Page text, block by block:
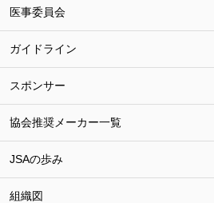
医事委員会
ガイドライン
スポンサー
協会推奨メーカー一覧
JSAの歩み
組織図